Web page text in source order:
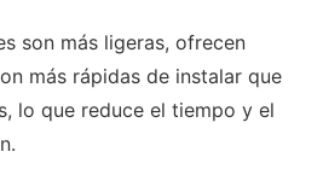
son más ligeras, ofrecen
más rápidas de instalar que
lo que reduce el tiempo y el